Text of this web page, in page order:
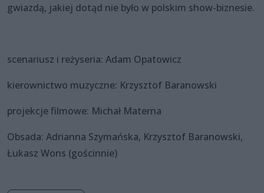
gwiazdą, jakiej dotąd nie było w polskim show-biznesie.
scenariusz i reżyseria: Adam Opatowicz
kierownictwo muzyczne: Krzysztof Baranowski
projekcje filmowe: Michał Materna
Obsada: Adrianna Szymańska, Krzysztof Baranowski,
Łukasz Wons (gościnnie)